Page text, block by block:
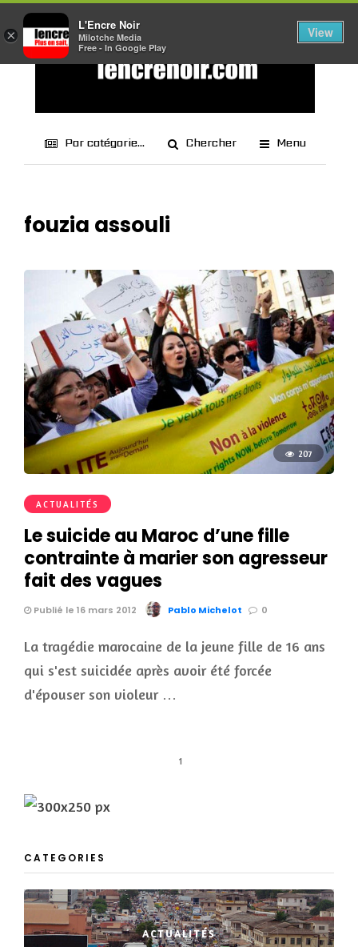
Par catégorie... Chercher Menu
fouzia assouli
207
ACTUALITÉS
Le suicide au Maroc d’une fille
contrainte à marier son agresseur
fait des vagues
Publié le 16 mars 2012 Pablo Michelot 0
La tragédie marocaine de la jeune fille de 16 ans
qui s'est suicidée après avoir été forcée
d'épouser son violeur …
1
CATEGORIES
ACTUALITÉS
×
L'Encre Noir
Milotche Media
Free - In Google Play
View